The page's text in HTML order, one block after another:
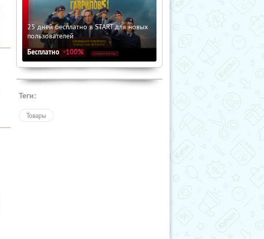
25 дней бесплатно в START для новых
пользователей
Бесплатно -100%
Теги:
Товары